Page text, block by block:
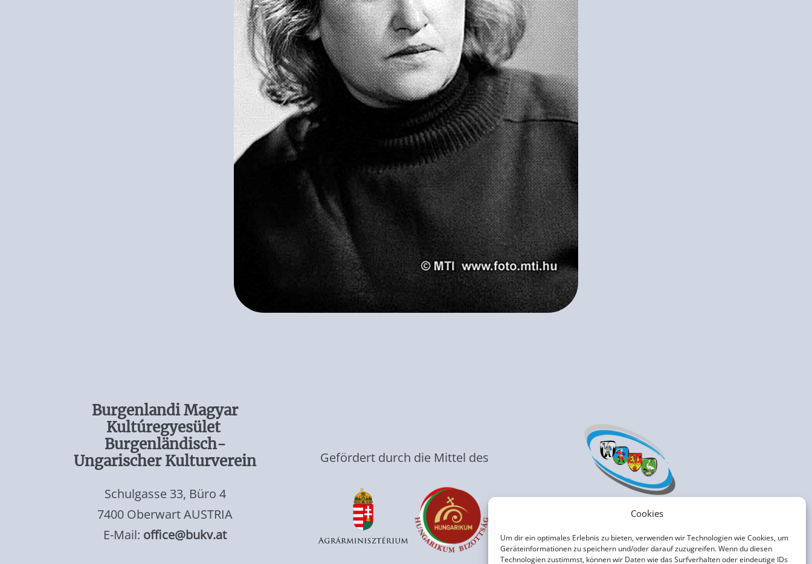
Cookies
Um dir ein optimales Erlebnis zu bieten, verwenden wir Technologien wie Cookies, um
Geräteinformationen zu speichern und/oder darauf zuzugreifen. Wenn du diesen
Technologien zustimmst, können wir Daten wie das Surfverhalten oder eindeutige IDs
Burgenlandi Magyar
Kultúregyesület
Burgenländisch-
Ungarischer Kulturverein
Schulgasse 33, Büro 4
7400 Oberwart AUSTRIA
E-Mail: office@bukv.at
Gefördert durch die Mittel des